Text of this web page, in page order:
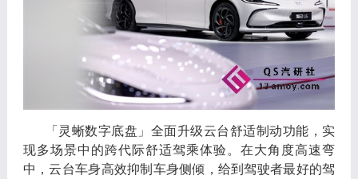
「 灵蜥数字底盘 」 全面升级云台舒适制动功能 ， 实
现多场景中的跨代际舒适驾乘体验。在大角度高速弯
中 ，云台车身高效抑制车身侧倾 ， 给到驾驶者最好的驾